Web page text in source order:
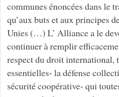
communes énoncées dans le
qu’aux buts et aux principes
Unies (…) L’ Alliance a le
continuer à remplir
respect du droit international,
essentielles- la défense
sécurité coopérative- qui